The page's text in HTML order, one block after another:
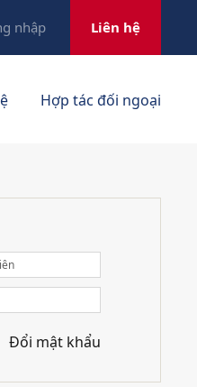
nhập Liên hệ
Hợp tác đối ngoại
Đổi mật khẩu